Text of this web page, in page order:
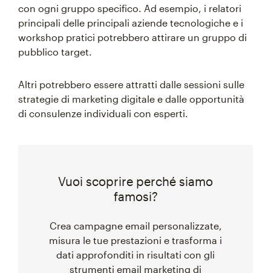
con ogni gruppo specifico. Ad esempio, i relatori
principali delle principali aziende tecnologiche e i
workshop pratici potrebbero attirare un gruppo di
pubblico target.
Altri potrebbero essere attratti dalle sessioni sulle
strategie di marketing digitale e dalle opportunità
di consulenze individuali con esperti.
Vuoi scoprire perché siamo
famosi?
Crea campagne email personalizzate,
misura le tue prestazioni e trasforma i
dati approfonditi in risultati con gli
strumenti email marketing di